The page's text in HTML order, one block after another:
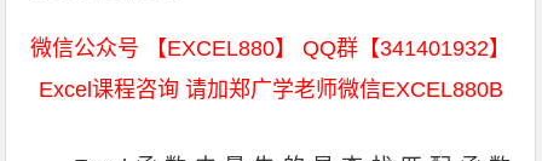
微信公众号 【EXCEL880】 QQ群【341401932】
Excel课程咨询 请加郑广学老师微信EXCEL880B